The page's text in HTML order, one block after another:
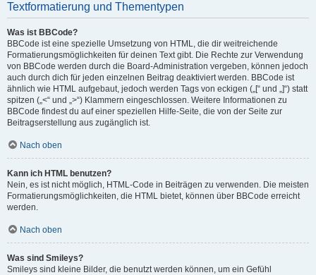
Textformatierung und Thementypen
Was ist BBCode?
BBCode ist eine spezielle Umsetzung von HTML, die dir weitreichende
Formatierungsmöglichkeiten für deinen Text gibt. Die Rechte zur Verwendung
von BBCode werden durch die Board-Administration vergeben, können jedoch
auch durch dich für jeden einzelnen Beitrag deaktiviert werden. BBCode ist
ähnlich wie HTML aufgebaut, jedoch werden Tags von eckigen („[“ und „]“) statt
spitzen („<“ und „>“) Klammern eingeschlossen. Weitere Informationen zu
BBCode findest du auf einer speziellen Hilfe-Seite, die von der Seite zur
Beitragserstellung aus zugänglich ist.
Nach oben
Kann ich HTML benutzen?
Nein, es ist nicht möglich, HTML-Code in Beiträgen zu verwenden. Die meisten
Formatierungsmöglichkeiten, die HTML bietet, können über BBCode erreicht
werden.
Nach oben
Was sind Smileys?
Smileys sind kleine Bilder, die benutzt werden können, um ein Gefühl